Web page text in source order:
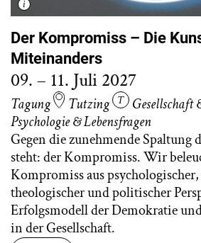
Der Kompromiss – Die
Miteinanders
09. – 11. Juli 2027
Tagung Tutzing Gesellschaft
Psychologie & Lebensfragen
Gegen die zunehmende Spaltung
steht: der Kompromiss. Wir
Kompromiss aus
theologischer und politischer
Erfolgsmodell der Demokratie
in der Gesellschaft.